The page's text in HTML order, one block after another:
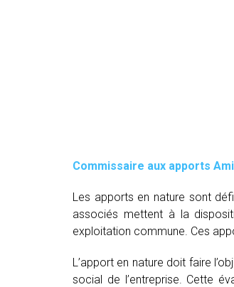
Commissaire aux apports
Les apports en nature sont
associés mettent à la
exploitation commune. Ces
L’apport en nature doit faire
social de l’entreprise. Cette